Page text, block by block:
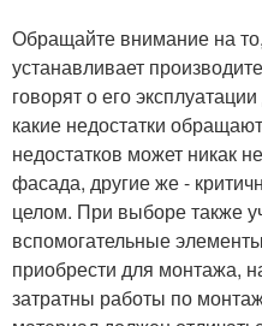
Обращайте внимание на
устанавливает
говорят о его
какие недостатки
недостатков может никак
фасада, другие же -
целом. При выборе также
вспомогательные
приобрести для монтажа,
затратны работы по